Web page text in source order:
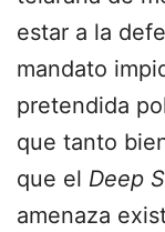
estar a la
mandato
pretendida
que tanto
que el Deep
amenaza